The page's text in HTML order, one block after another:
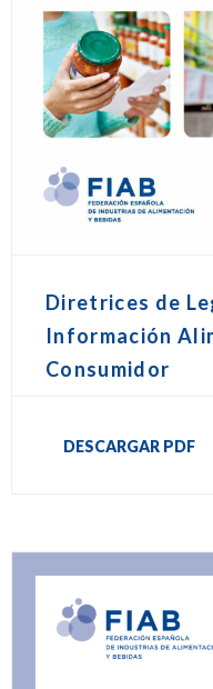
Diretrices de
Información
Consumidor
DESCARGAR PDF